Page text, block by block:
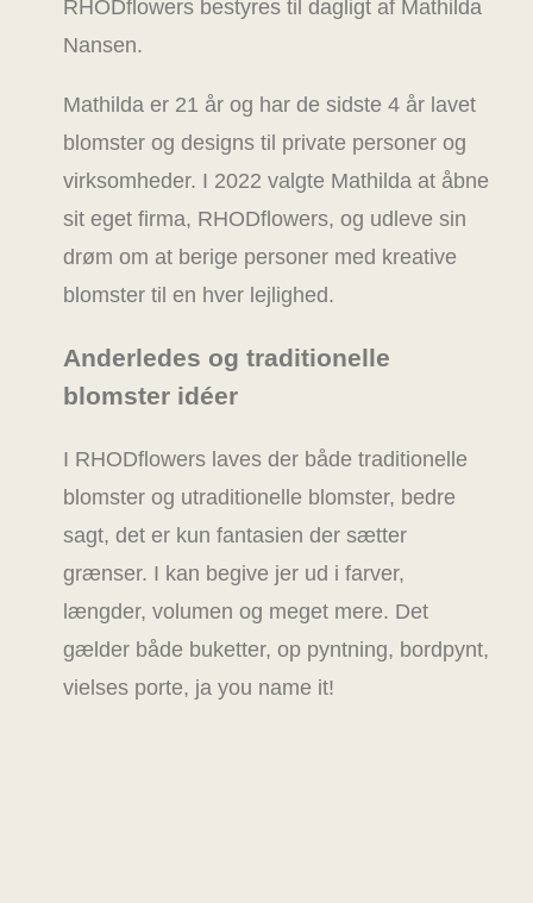
RHODflowers bestyres til dagligt af Mathilda
Nansen.
Mathilda er 21 år og har de sidste 4 år lavet
blomster og designs til private personer og
virksomheder. I 2022 valgte Mathilda at åbne
sit eget firma, RHODflowers, og udleve sin
drøm om at berige personer med kreative
blomster til en hver lejlighed.
Anderledes og traditionelle
blomster idéer
I RHODflowers laves der både traditionelle
blomster og utraditionelle blomster, bedre
sagt, det er kun fantasien der sætter
grænser. I kan begive jer ud i farver,
længder, volumen og meget mere. Det
gælder både buketter, op pyntning, bordpynt,
vielses porte, ja you name it!